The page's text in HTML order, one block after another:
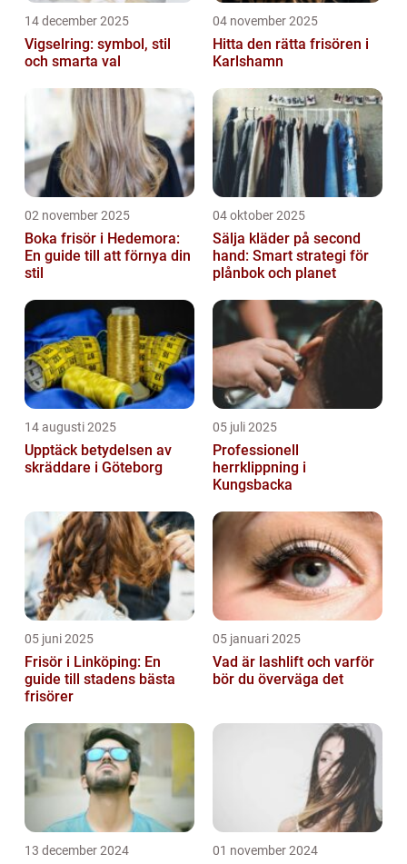
14 december 2025
Vigselring: symbol, stil
och smarta val
04 november 2025
Hitta den rätta frisören i
Karlshamn
02 november 2025
Boka frisör i Hedemora:
En guide till att förnya din
stil
04 oktober 2025
Sälja kläder på second
hand: Smart strategi för
plånbok och planet
14 augusti 2025
Upptäck betydelsen av
skräddare i Göteborg
05 juli 2025
Professionell
herrklippning i
Kungsbacka
05 juni 2025
Frisör i Linköping: En
guide till stadens bästa
frisörer
05 januari 2025
Vad är lashlift och varför
bör du överväga det
13 december 2024 01 november 2024